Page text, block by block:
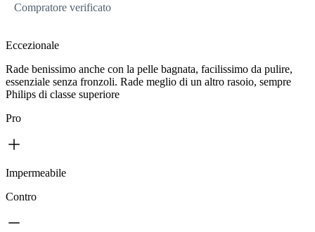
Compratore verificato
Eccezionale
Rade benissimo anche con la pelle bagnata, facilissimo da pulire,
essenziale senza fronzoli. Rade meglio di un altro rasoio, sempre
Philips di classe superiore
Pro
Impermeabile
Contro